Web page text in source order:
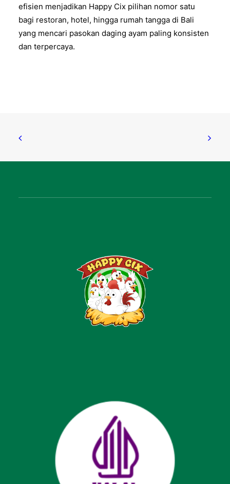
efisien menjadikan Happy Cix pilihan nomor satu
bagi restoran, hotel, hingga rumah tangga di Bali
yang mencari pasokan daging ayam paling konsisten
dan terpercaya.